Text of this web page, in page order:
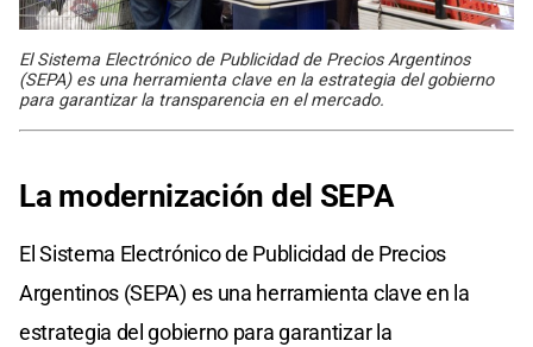
El Sistema Electrónico de Publicidad de Precios Argentinos
(SEPA) es una herramienta clave en la estrategia del gobierno
para garantizar la transparencia en el mercado.
La modernización del SEPA
El Sistema Electrónico de Publicidad de Precios
Argentinos (SEPA) es una herramienta clave en la
estrategia del gobierno para garantizar la